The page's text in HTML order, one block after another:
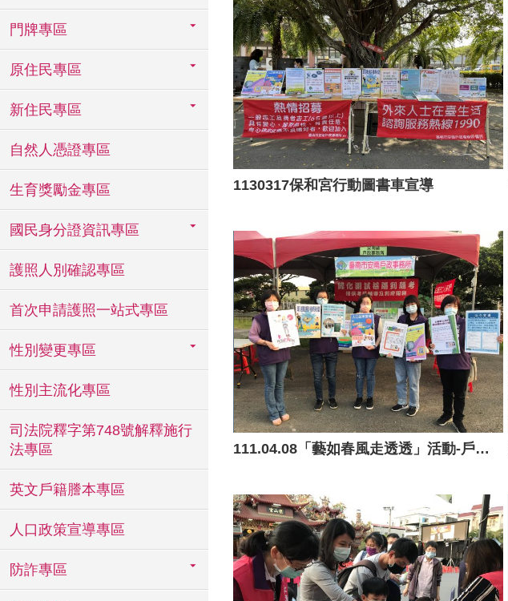
門牌專區
原住民專區
新住民專區
自然人憑證專區
生育獎勵金專區
國民身分證資訊專區
護照人別確認專區
首次申請護照一站式專區
性別變更專區
性別主流化專區
司法院釋字第748號解釋施行
法專區
英文戶籍謄本專區
人口政策宣導專區
防詐專區
1130317保和宮行動圖書車宣導
111.04.08「藝如春風走透透」活動-戶政宣導